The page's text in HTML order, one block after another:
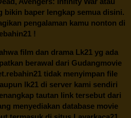
bikin baper lengkap semua disini.
pengalaman kamu nonton di
!
film dan dramaLk21yg ada
berawal dari Gudangmovie
rebahin21 tidak menyimpan file
lk21 di server kami sendiri
tautan link tersebut dari
menyediakan database movie